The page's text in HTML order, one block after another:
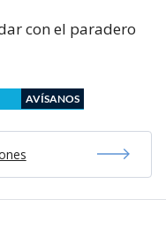
con el paradero
AVÍSANOS